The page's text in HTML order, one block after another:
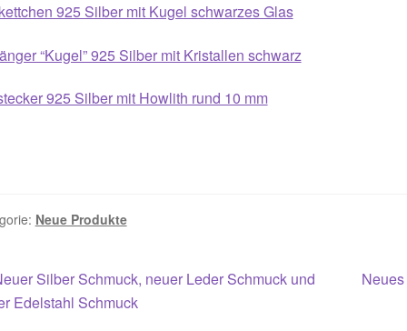
925 Silber mit Kugel schwarzes Glas
“Kugel” 925 Silber mit Kristallen schwarz
925 Silber mit Howlith rund 10 mm
Neue Produkte
Silber Schmuck, neuer Leder Schmuck und
Edelstahl Schmuck